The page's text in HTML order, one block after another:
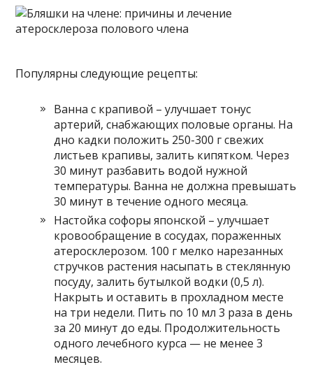
Популярны следующие рецепты:
Ванна с крапивой – улучшает тонус
артерий, снабжающих половые органы. На
дно кадки положить 250-300 г свежих
листьев крапивы, залить кипятком. Через
30 минут разбавить водой нужной
температуры. Ванна не должна превышать
30 минут в течение одного месяца.
Настойка софоры японской – улучшает
кровообращение в сосудах, пораженных
атеросклерозом. 100 г мелко нарезанных
стручков растения насыпать в стеклянную
посуду, залить бутылкой водки (0,5 л).
Накрыть и оставить в прохладном месте
на три недели. Пить по 10 мл 3 раза в день
за 20 минут до еды. Продолжительность
одного лечебного курса — не менее 3
месяцев.